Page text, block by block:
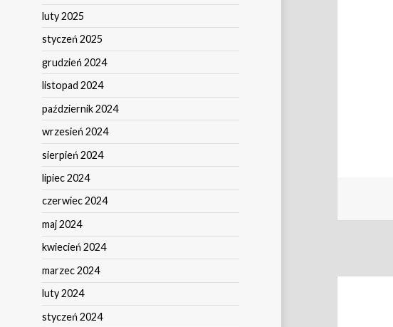
luty 2025
styczeń 2025
grudzień 2024
listopad 2024
październik 2024
wrzesień 2024
sierpień 2024
lipiec 2024
czerwiec 2024
maj 2024
kwiecień 2024
marzec 2024
luty 2024
styczeń 2024